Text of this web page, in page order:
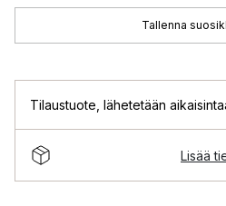
Tallenna
Tilaustuote lähetetään
Lisää